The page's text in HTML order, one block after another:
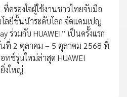
ที่ครองใจผู้ใช้งานชาวไทยจับมือ
โลยีชั้นนำระดับโลก จัดแคมเปญ
ร่วมกับ HUAWEI” เป็นครั้งแรก
นที่ 2 ตุลาคม – 5 ตุลาคม 2568 ที่
ช์รุ่นใหม่ล่าสุด HUAWEI
ยิ่งใหญ่